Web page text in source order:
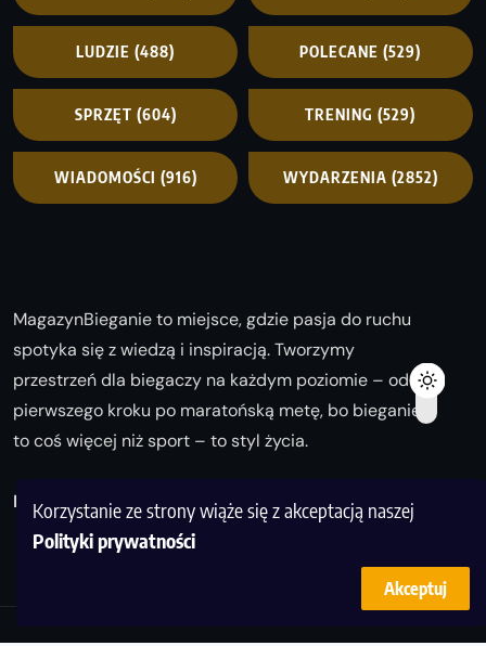
Korzystanie ze strony wiąże się z akceptacją naszej
Polityki prywatności
Akceptuj
LUDZIE (488) POLECANE (529)
SPRZĘT (604) TRENING (529)
WIADOMOŚCI (916) WYDARZENIA (2852)
MagazynBieganie to miejsce, gdzie pasja do ruchu
spotyka się z wiedzą i inspiracją. Tworzymy
przestrzeń dla biegaczy na każdym poziomie – od
pierwszego kroku po maratońską metę, bo bieganie
to coś więcej niż sport – to styl życia.
Biegaj z nami i odkrywaj swoją najlepszą wersję!